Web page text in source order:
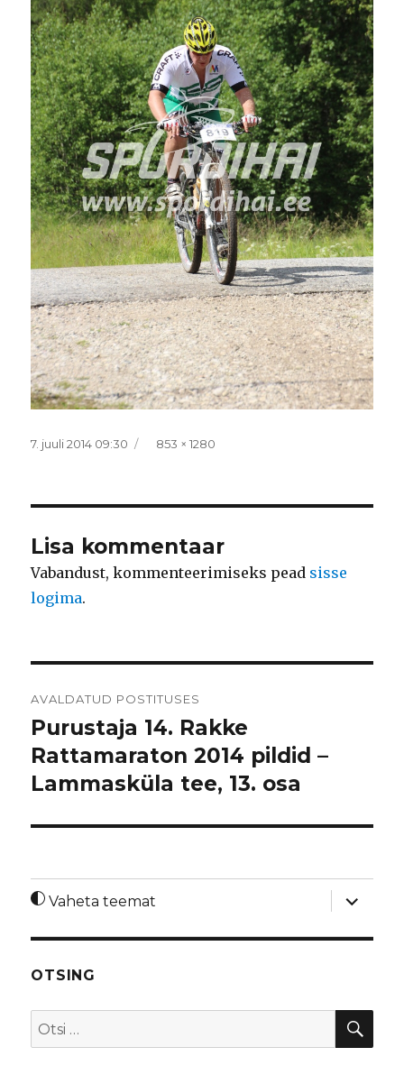
Postitatud
7. juuli 2014 09:30 Täissuurus
853 × 1280
Lisa kommentaar
Vabandust, kommenteerimiseks pead sisse
logima.
AVALDATUD POSTITUSES
Purustaja 14. Rakke
Rattamaraton 2014 pildid –
Lammasküla tee, 13. osa
Vaheta teemat
laienda
OTSING
Otsi: